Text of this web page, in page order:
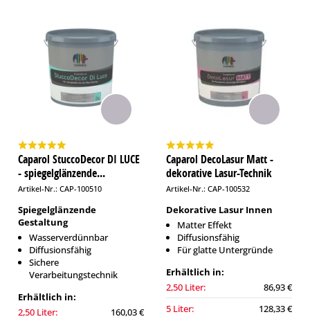
Caparol StuccoDecor DI LUCE
- spiegelglänzende...
Artikel-Nr.: CAP-100510
Spiegelglänzende
Gestaltung
Wasserverdünnbar
Diffusionsfähig
Sichere
Verarbeitungstechnik
Erhältlich in:
2,50 Liter:
160,03 €
Caparol DecoLasur Matt -
dekorative Lasur-Technik
Artikel-Nr.: CAP-100532
Dekorative Lasur Innen
Matter Effekt
Diffusionsfähig
Für glatte Untergründe
Erhältlich in:
2,50 Liter:
86,93 €
5 Liter:
128,33 €